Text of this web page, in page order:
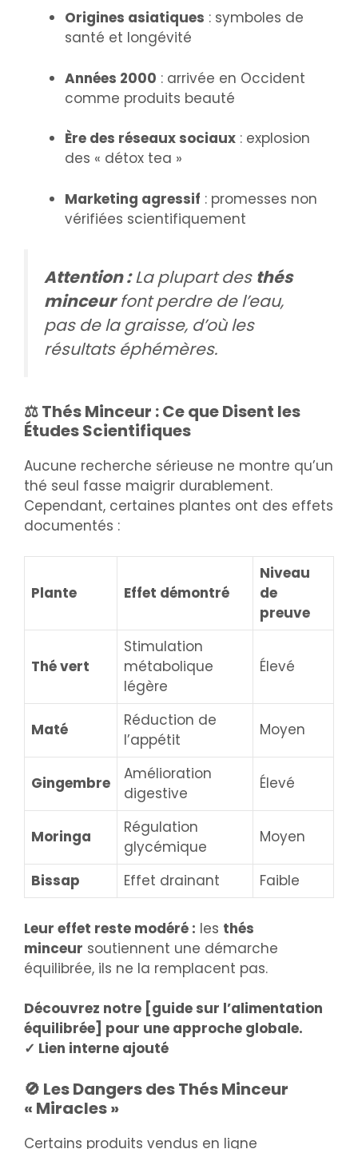
Origines asiatiques : symboles de
santé et longévité
Années 2000 : arrivée en Occident
comme produits beauté
Ère des réseaux sociaux : explosion
des « détox tea »
Marketing agressif : promesses non
vérifiées scientifiquement
Attention :La plupart des thés
minceurfont perdre de l’eau,
pas de la graisse, d’où les
résultats éphémères.
⚖️ Thés Minceur : Ce que Disent les
Études Scientifiques
Aucune recherche sérieuse ne montre qu’un
thé seul fasse maigrir durablement.
Cependant, certaines plantes ont des effets
documentés :
Plante Effet démontré
Niveau
de
preuve
Thé vert
Stimulation
métabolique
légère
Élevé
Maté
Réduction de
l’appétit
Moyen
Gingembre
Amélioration
digestive
Élevé
Moringa
Régulation
glycémique
Moyen
Bissap Effet drainant Faible
Leur effet reste modéré : les thés
minceur soutiennent une démarche
équilibrée, ils ne la remplacent pas.
Découvrez notre [guide sur l’alimentation
équilibrée] pour une approche globale.
✓ Lien interne ajouté
🚫 Les Dangers des Thés Minceur
« Miracles »
Certains produits vendus en ligne